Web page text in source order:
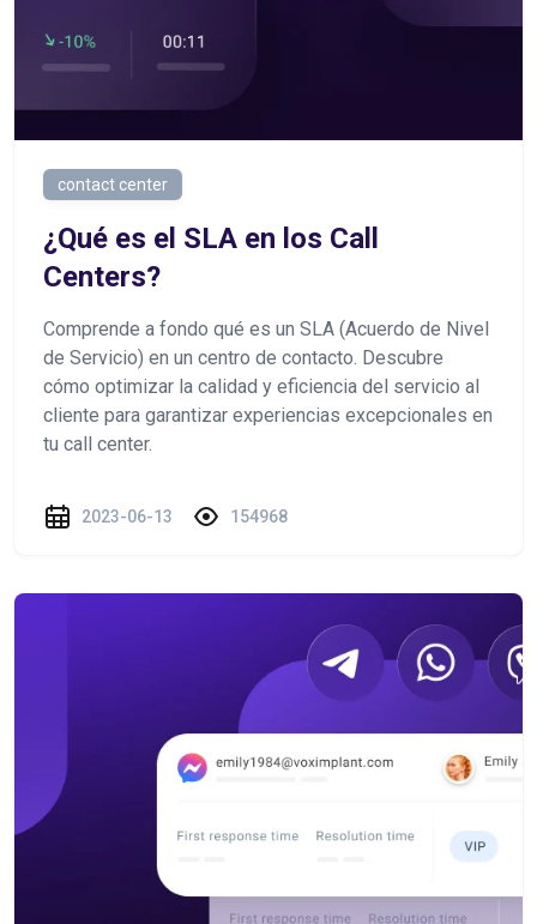
contact center
¿Qué es el SLA en los Call
Centers?
Comprende a fondo qué es un SLA (Acuerdo de Nivel
de Servicio) en un centro de contacto. Descubre
cómo optimizar la calidad y eficiencia del servicio al
cliente para garantizar experiencias excepcionales en
tu call center.
2023-06-13 154968